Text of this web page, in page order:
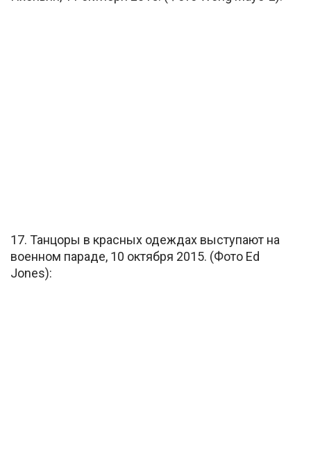
17. Танцоры в красных одеждах выступают на
военном параде, 10 октября 2015. (Фото Ed
Jones):